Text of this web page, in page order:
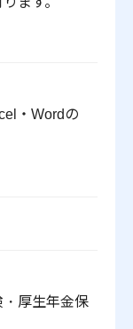
・Wordの
・厚生年金保